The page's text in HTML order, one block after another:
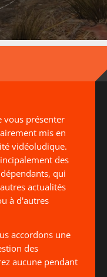
vous présenter
mis en
vidéoludique.
des
qui
actualités
à d'autres
accordons une
des
aucune pendant